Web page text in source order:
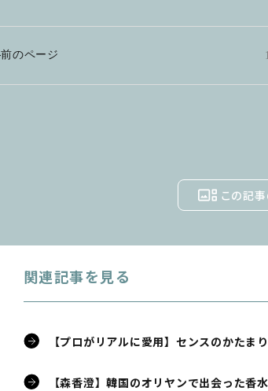
前のページ
この記
関連記事を見る
【プロがリアルに愛用】センスのかた
【森香澄】韓国のオリヤンで出会った香